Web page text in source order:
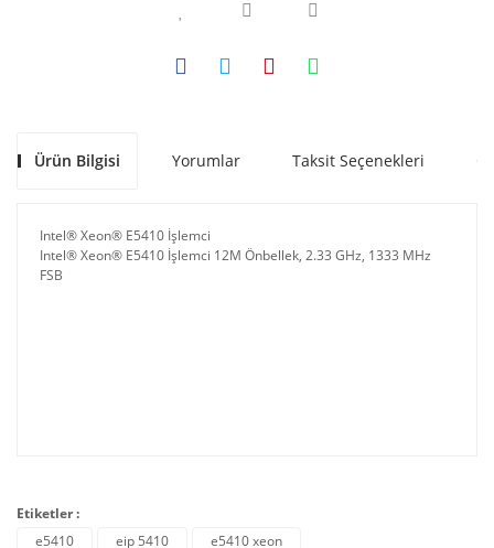
Ürün Bilgisi Yorumlar Taksit Seçenekleri
Intel® Xeon® E5410 İşlemci
Intel® Xeon® E5410 İşlemci 12M Önbellek, 2.33 GHz, 1333 MHz
FSB
Etiketler :
e5410
eip 5410 e5410 xeon